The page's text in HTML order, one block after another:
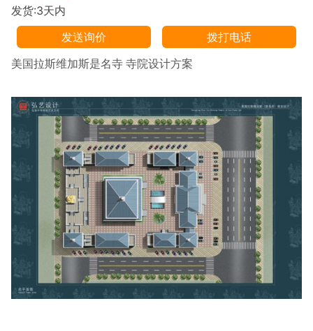
发货:3天内
发送询价
拨打电话
美国拉斯维加斯是名寺 寺院设计方案